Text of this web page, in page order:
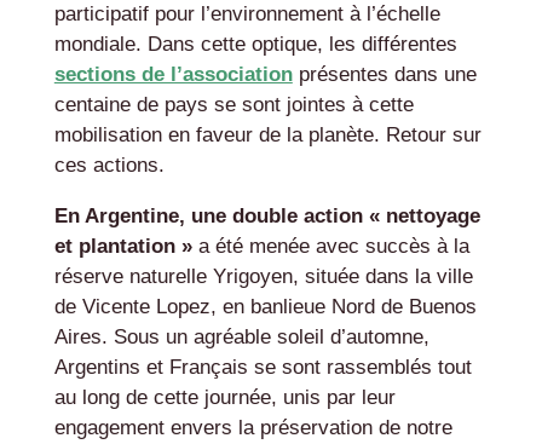
participatif pour l’environnement à l’échelle
mondiale. Dans cette optique, les différentes
sections de l’associationprésentes dans une
centaine de pays se sont jointes à cette
mobilisation en faveur de la planète. Retour sur
ces actions.
En Argentine, une double action « nettoyage
et plantation » a été menée avec succès à la
réserve naturelle Yrigoyen, située dans la ville
de Vicente Lopez, en banlieue Nord de Buenos
Aires. Sous un agréable soleil d’automne,
Argentins et Français se sont rassemblés tout
au long de cette journée, unis par leur
engagement envers la préservation de notre